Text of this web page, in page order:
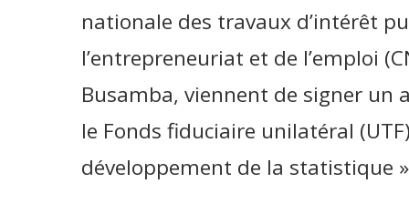
nationale des travaux d’intérêt
l’entrepreneuriat et de l’emploi
Busamba, viennent de signer un
le Fonds fiduciaire unilatéral
développement de la statistique